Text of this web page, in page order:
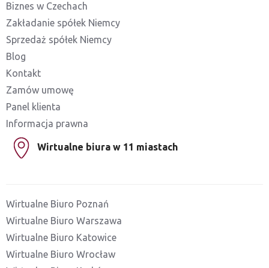
Biznes w Czechach
Zakładanie spółek Niemcy
Sprzedaż spółek Niemcy
Blog
Kontakt
Zamów umowę
Panel klienta
Informacja prawna
Wirtualne biura w 11 miastach
Wirtualne Biuro Poznań
Wirtualne Biuro Warszawa
Wirtualne Biuro Katowice
Wirtualne Biuro Wrocław